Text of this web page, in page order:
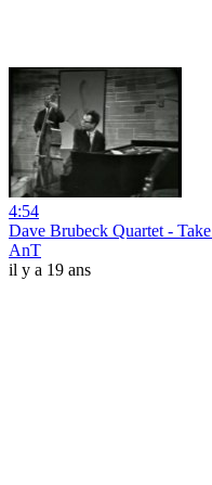
4:54
Dave Brubeck Quartet -
AnT
il y a 19 ans